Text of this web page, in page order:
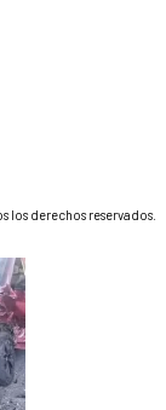
los derechos reservados.